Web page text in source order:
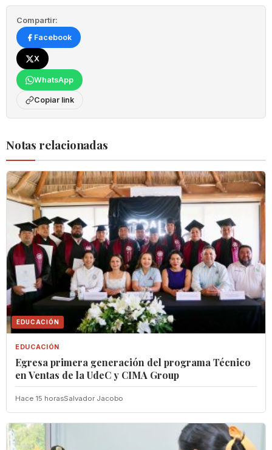
Compartir:
Facebook
X
WhatsApp
Copiar link
Notas relacionadas
EDUCACIÓN
EDUCACIÓN
Egresa primera generación del programa Técnico
en Ventas de la UdeC y CIMA Group
Hace 15 horasSalvador Jacobo